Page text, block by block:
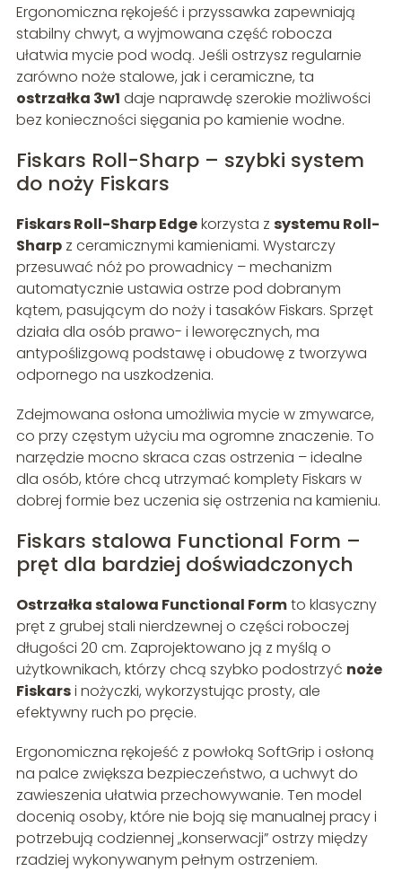
Ergonomiczna rękojeść i przyssawka zapewniają
stabilny chwyt, a wyjmowana część robocza
ułatwia mycie pod wodą. Jeśli ostrzysz regularnie
zarówno noże stalowe, jak i ceramiczne, ta
ostrzałka 3w1 daje naprawdę szerokie możliwości
bez konieczności sięgania po kamienie wodne.
Fiskars Roll-Sharp – szybki system
do noży Fiskars
Fiskars Roll-Sharp Edgekorzysta z systemu Roll-
Sharpz ceramicznymi kamieniami. Wystarczy
przesuwać nóż po prowadnicy – mechanizm
automatycznie ustawia ostrze pod dobranym
kątem, pasującym do noży i tasaków Fiskars. Sprzęt
działa dla osób prawo- i leworęcznych, ma
antypoślizgową podstawę i obudowę z tworzywa
odpornego na uszkodzenia.
Zdejmowana osłona umożliwia mycie w zmywarce,
co przy częstym użyciu ma ogromne znaczenie. To
narzędzie mocno skraca czas ostrzenia – idealne
dla osób, które chcą utrzymać komplety Fiskars w
dobrej formie bez uczenia się ostrzenia na kamieniu.
Fiskars stalowa Functional Form –
pręt dla bardziej doświadczonych
Ostrzałka stalowa Functional Formto klasyczny
pręt z grubej stali nierdzewnej o części roboczej
długości 20 cm. Zaprojektowano ją z myślą o
użytkownikach, którzy chcą szybko podostrzyć noże
Fiskarsi nożyczki, wykorzystując prosty, ale
efektywny ruch po pręcie.
Ergonomiczna rękojeść z powłoką SoftGrip i osłoną
na palce zwiększa bezpieczeństwo, a uchwyt do
zawieszenia ułatwia przechowywanie. Ten model
docenią osoby, które nie boją się manualnej pracy i
potrzebują codziennej „konserwacji” ostrzy między
rzadziej wykonywanym pełnym ostrzeniem.